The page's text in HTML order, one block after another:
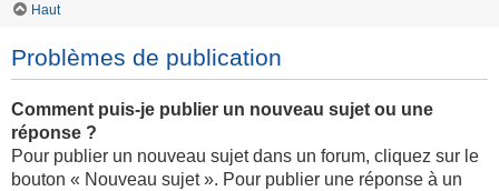
Haut
Problèmes de publication
Comment puis-je publier un nouveau sujet ou une
réponse ?
Pour publier un nouveau sujet dans un forum, cliquez sur le
bouton « Nouveau sujet ». Pour publier une réponse à un